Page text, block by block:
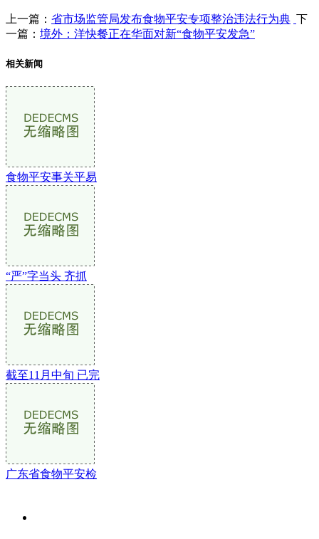
上一篇： 省市场监管局发布食物平安专项整治违法行为典 下
一篇： 境外：洋快餐正在华面对新“食物平安发急”
相关新闻
食物平安事关平易
“严”字当头 齐抓
截至11月中旬 已完
广东省食物平安检